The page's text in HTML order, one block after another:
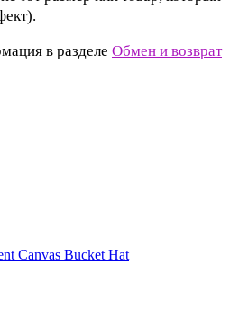
в разделе Обмен и возврат
Canvas Bucket Hat